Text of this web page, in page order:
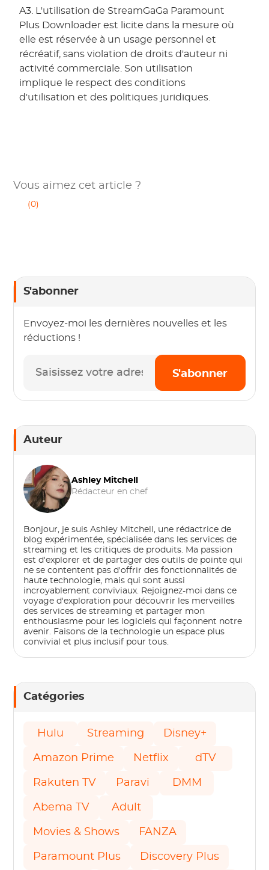
A3. L'utilisation de StreamGaGa Paramount
Plus Downloader est licite dans la mesure où
elle est réservée à un usage personnel et
récréatif, sans violation de droits d'auteur ni
activité commerciale. Son utilisation
implique le respect des conditions
d'utilisation et des politiques juridiques.
Vous aimez cet article ?
(0)
S'abonner
Envoyez-moi les dernières nouvelles et les
réductions !
S'abonner
Auteur
Ashley Mitchell
Rédacteur en chef
Bonjour, je suis Ashley Mitchell, une rédactrice de
blog expérimentée, spécialisée dans les services de
streaming et les critiques de produits. Ma passion
est d'explorer et de partager des outils de pointe qui
ne se contentent pas d'offrir des fonctionnalités de
haute technologie, mais qui sont aussi
incroyablement conviviaux. Rejoignez-moi dans ce
voyage d'exploration pour découvrir les merveilles
des services de streaming et partager mon
enthousiasme pour les logiciels qui façonnent notre
avenir. Faisons de la technologie un espace plus
convivial et plus inclusif pour tous.
Catégories
Hulu Streaming Disney+
Amazon Prime Netflix dTV
Rakuten TV Paravi DMM
Abema TV Adult
Movies & Shows FANZA
Paramount Plus Discovery Plus